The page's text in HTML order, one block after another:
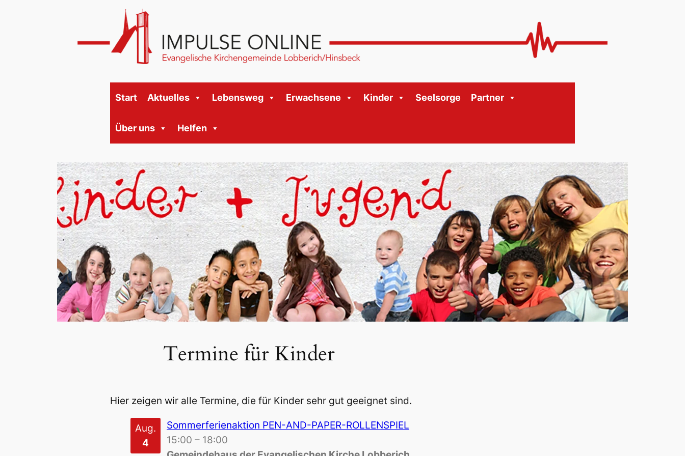
Start Aktuelles Lebensweg Erwachsene Kinder Seelsorge Partner
Über uns Helfen
Termine für Kinder
Hier zeigen wir alle Termine, die für Kinder sehr gut geeignet sind.
Aug.
4
Sommerferienaktion PEN-AND-PAPER-ROLLENSPIEL
15:00 – 18:00